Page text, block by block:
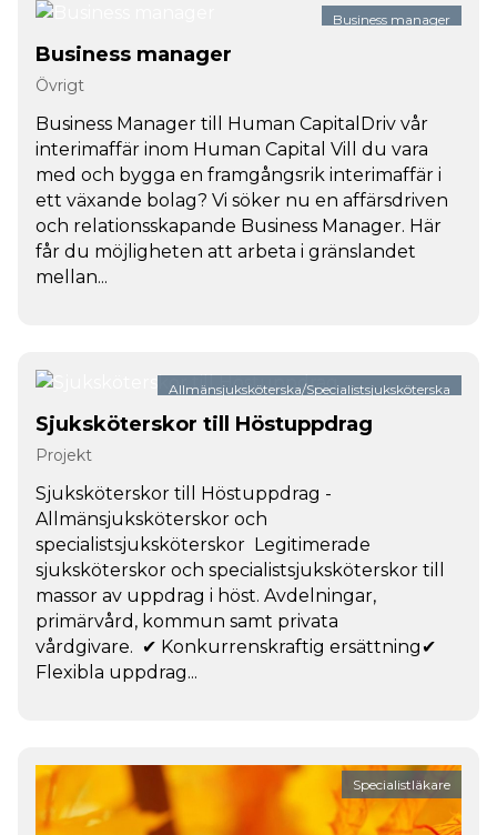
Business manager
Business manager
Övrigt
Business Manager till Human CapitalDriv vår
interimaffär inom Human Capital Vill du vara
med och bygga en framgångsrik interimaffär i
ett växande bolag? Vi söker nu en affärsdriven
och relationsskapande Business Manager. Här
får du möjligheten att arbeta i gränslandet
mellan...
Allmänsjuksköterska/Specialistsjuksköterska
Sjuksköterskor till Höstuppdrag
Projekt
Sjuksköterskor till Höstuppdrag -
Allmänsjuksköterskor och
specialistsjuksköterskor Legitimerade
sjuksköterskor och specialistsjuksköterskor till
massor av uppdrag i höst. Avdelningar,
primärvård, kommun samt privata
vårdgivare. ✔ Konkurrenskraftig ersättning✔
Flexibla uppdrag...
Specialistläkare